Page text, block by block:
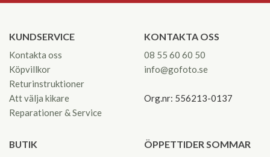
KUNDSERVICE
Kontakta oss
Köpvillkor
Returinstruktioner
Att välja kikare
Reparationer & Service
KONTAKTA OSS
08 55 60 60 50
info@gofoto.se
Org.nr: 556213-0137
BUTIK ÖPPETTIDER SOMMAR